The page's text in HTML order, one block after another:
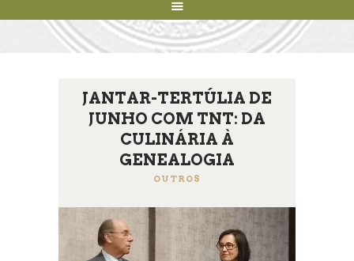
ASSOCIAÇÃO
INICIATIVAS
REVISTA
NOTÍCIAS
FAZER-SE SÓCIO
LIGAÇÕES ÚTEIS
CONTACTOS
JANTAR-TERTÚLIA DE
JUNHO COM TNT: DA
CULINÁRIA À
GENEALOGIA
OUTROS